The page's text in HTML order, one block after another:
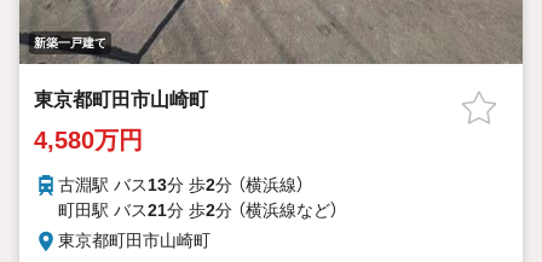
新築一戸建て
東京都町田市山崎町
4,580万円
古淵駅 バス13分 歩2分 （横浜線）
町田駅 バス21分 歩2分 （横浜線など）
東京都町田市山崎町